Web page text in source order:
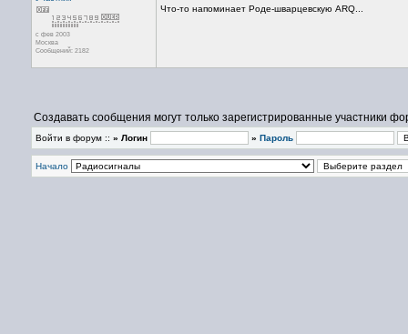
с фев 2003
Москва
Сообщений: 2182
Что-то напоминает Роде-шварцевскую ARQ...
Создавать сообщения могут только зарегистрированные участники
Войти в форум :: » Логин » Пароль
Начало